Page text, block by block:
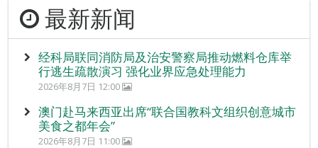
最新新闻
经科局联同消防局及治安警察局推动燃料仓库举
行逃生疏散演习 强化业界应急处理能力
2026年8月7日 12:00
澳门赴马来西亚出席“联合国教科文组织创意城市
美食之都年会”
2026年8月7日 11:00